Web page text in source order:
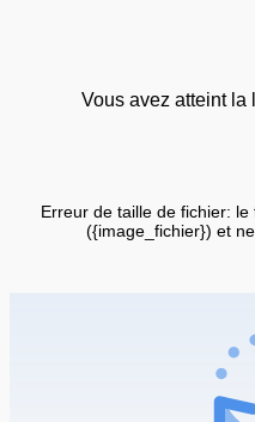
Vous avez atteint la
Erreur de taille de fichier:
({image_fichier}) et